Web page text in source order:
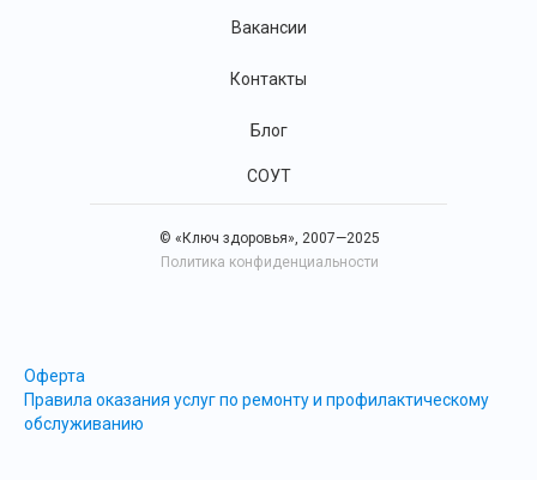
© «Ключ здоровья», 2007—2025
Политика конфиденциальности
Вакансии
Блог
Контакты
СОУТ
Оферта
Правила оказания услуг по ремонту и профилактическому
обслуживанию